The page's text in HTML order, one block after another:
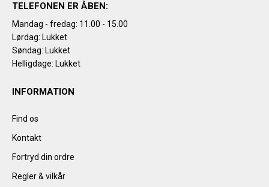
TELEFONEN ER ÅBEN:
Mandag - fredag: 11.00 - 15.00
Lørdag: Lukket
Søndag: Lukket
Helligdage: Lukket
INFORMATION
Find os
Kontakt
Fortryd din ordre
Regler & vilkår